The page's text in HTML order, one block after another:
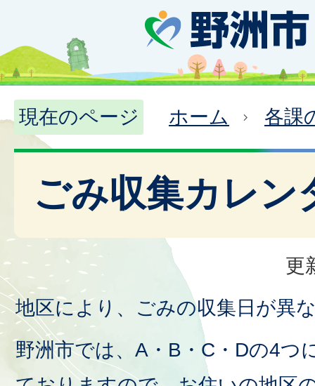
現在のページ ホーム 各課
ごみ収集カレン
更
地区により、ごみの収集日が異
野洲市では、A・B・C・Dの4つ